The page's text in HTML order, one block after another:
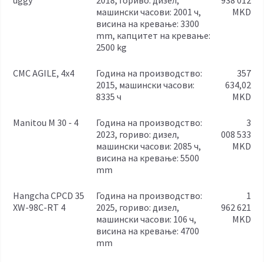
машински часови: 2001 ч,
висина на кревање: 3300
mm, капцитет на кревање:
2500 kg
MKD
CMC AGILE, 4x4
година на производство:
2015, машински часови:
8335 ч
357
634,02
MKD
Manitou M 30 - 4
година на производство:
2023, гориво: дизел,
машински часови: 2085 ч,
висина на кревање: 5500
mm
3
008 533
MKD
Hangcha CPCD 35
XW-98C-RT 4
година на производство:
2025, гориво: дизел,
машински часови: 106 ч,
висина на кревање: 4700
mm
1
962 621
MKD